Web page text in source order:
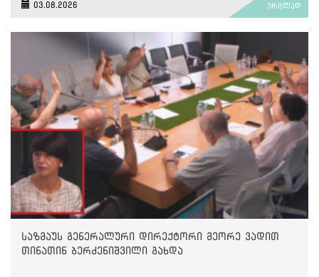
03.08.2026 ვრცლად
საზმაუს გენერალური დირექტორი მეორე ვადით
თინათინ ბერძენიშვილი გახდა